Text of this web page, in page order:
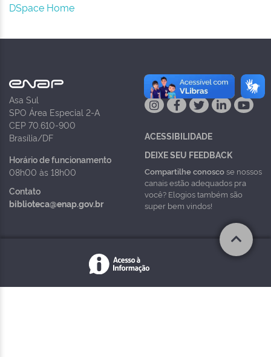
DSpace Home
Asa Sul
SPO Área Especial 2-A
CEP 70.610-900
Brasília/DF
Horário de funcionamento
08h00 às 18h00
Contato
biblioteca@enap.gov.br
NAS REDES
ACESSIBILIDADE
DEIXE SEU FEEDBACK
Compartilhe conoscose nossos
canais estão adequados pra
você? Elogios também são
super bem vindos!